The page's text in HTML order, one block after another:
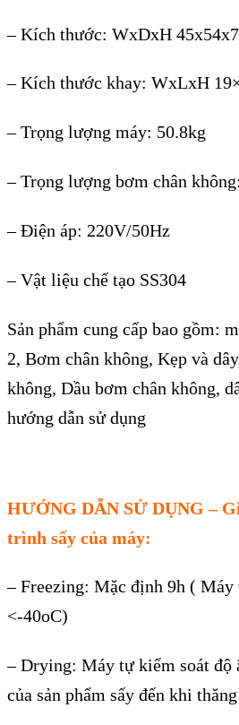
–Kích thước: WxDxH
–Kích thước khay: WxLxH 19
– Trọng lượng máy: 50.8kg
– Trọng lượng bơm chân
– Điện áp: 220V/50Hz
– Vật liệu chế tạo SS304
Sản phẩm cung cấp bao gồm:
2, Bơm chân không, Kẹp và
không, Dầu bơm chân không,
hướng dẫn sử dụng
HƯỚNG DẪN SỬ DỤNG –
trình sấy của máy:
– Freezing: Mặc định 9h ( Máy
<-40oC)
– Drying: Máy tự kiểm soát độ
của sản phẩm sấy đến khi